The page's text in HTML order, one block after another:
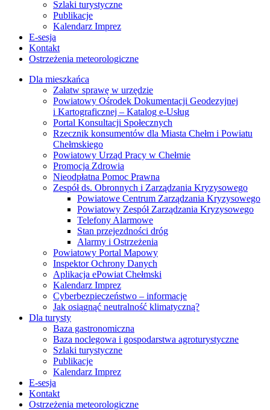
Szlaki turystyczne
Publikacje
Kalendarz Imprez
E-sesja
Kontakt
Ostrzeżenia meteorologiczne
Dla mieszkańca
Załatw sprawę w urzędzie
Powiatowy Ośrodek Dokumentacji Geodezyjnej
i Kartograficznej – Katalog e-Usług
Portal Konsultacji Społecznych
Rzecznik konsumentów dla Miasta Chełm i Powiatu
Chełmskiego
Powiatowy Urząd Pracy w Chełmie
Promocja Zdrowia
Nieodpłatna Pomoc Prawna
Zespół ds. Obronnych i Zarządzania Kryzysowego
Powiatowe Centrum Zarządzania Kryzysowego
Powiatowy Zespół Zarządzania Kryzysowego
Telefony Alarmowe
Stan przejezdności dróg
Alarmy i Ostrzeżenia
Powiatowy Portal Mapowy
Inspektor Ochrony Danych
Aplikacja ePowiat Chełmski
Kalendarz Imprez
Cyberbezpieczeństwo – informacje
Jak osiągnąć neutralność klimatyczną?
Dla turysty
Baza gastronomiczna
Baza noclegowa i gospodarstwa agroturystyczne
Szlaki turystyczne
Publikacje
Kalendarz Imprez
E-sesja
Kontakt
Ostrzeżenia meteorologiczne